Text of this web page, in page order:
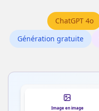
ChatGPT 4o
Génération gratuite
Image en image